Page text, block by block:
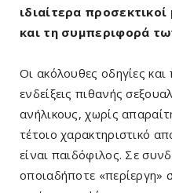
ιδιαίτερα
και τη συμπεριφορά
Οι ακόλουθες οδηγίες
ενδείξεις πιθανής
ανήλικους, χωρίς
τέτοιο χαρακτηριστικό
είναι παιδόφιλος. Σε
οποιαδήποτε «περίεργη»